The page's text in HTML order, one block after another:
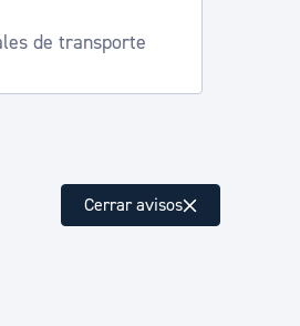
de transporte
Cerrar avisos